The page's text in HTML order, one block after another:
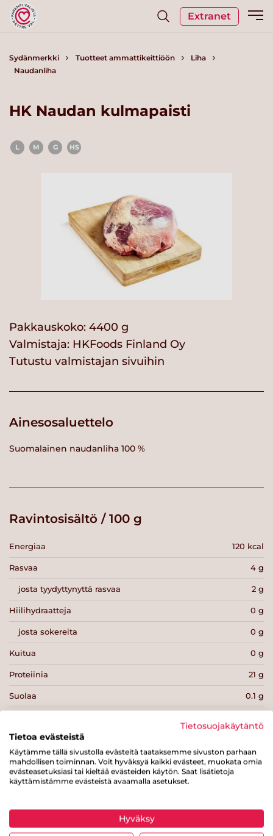
Extranet
Sydänmerkki Tuotteet ammattikeittiöön
Liha
Naudanliha
HK Naudan kulmapaisti
L M G HS
Pakkauskoko: 4400 g
Valmistaja: HKFoods Finland Oy
Tutustu valmistajan sivuihin
Ainesosaluettelo
Suomalainen naudanliha 100 %
Ravintosisältö / 100 g
Energiaa 120 kcal
Rasvaa 4 g
josta tyydyttynyttä rasvaa 2 g
Hiilihydraatteja 0 g
josta sokereita 0 g
Kuitua 0 g
Proteiinia 21 g
Suolaa 0.1 g
Tulosta sivu Jaa tuote
Tietosuojakäytäntö
Tietoa evästeistä
Käytämme tällä sivustolla evästeitä taataksemme sivuston parhaan
mahdollisen toiminnan. Voit hyväksyä kaikki evästeet, muokata omia
evästeasetuksiasi tai kieltää evästeiden käytön. Saat lisätietoja
käyttämistämme evästeistä avaamalla asetukset.
Hyväksy